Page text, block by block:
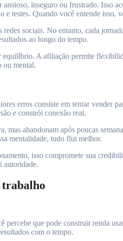
inseguro ou frustrado. Isso
testes. Quando você entende isso,
sociais. No entanto, cada
ao longo do tempo.
A afiliação permite
ou mental.
erros consiste em tentar vender
e constrói conexão real.
abandonam após poucas
mentalidade, tudo flui melhor.
isso compromete sua
autoridade.
trabalho
que pode construir renda
com o tempo.